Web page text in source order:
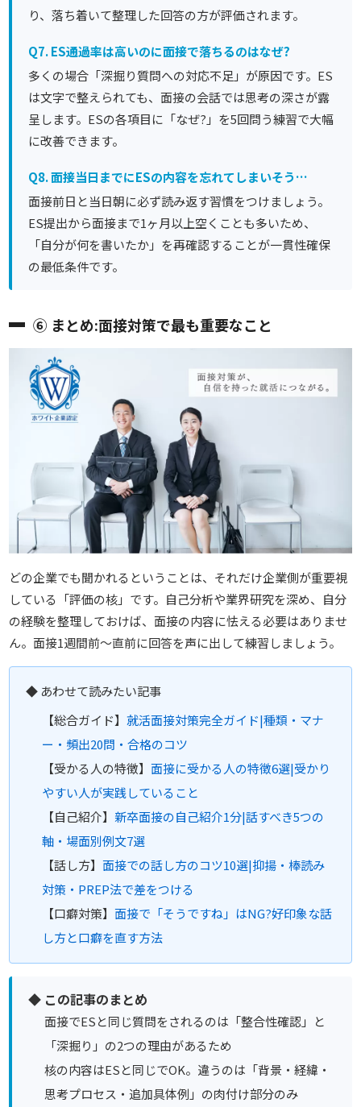
り、落ち着いて整理した回答の方が評価されます。
Q7. ES通過率は高いのに面接で落ちるのはなぜ?
多くの場合 「深掘り質問への対応不足」が原因です。ES
は文字で整えられても、面接の会話では思考の深さが露
呈します。ESの各項目に「なぜ?」を5回問う練習で大幅
に改善できます。
Q8. 面接当日までにESの内容を忘れてしまいそう…
面接前日と当日朝に必ず読み返す習慣をつけましょう。
ES提出から面接まで1ヶ月以上空くことも多いため、
「自分が何を書いたか」を再確認することが一貫性確保
の最低条件です。
⑥ まとめ:面接対策で最も重要なこと
どの企業でも聞かれるということは、それだけ企業側が重要視
している「評価の核」です。自己分析や業界研究を深め、自分
の経験を整理しておけば、面接の内容に怯える必要はありませ
ん。面接1週間前〜直前に回答を声に出して練習しましょう。
◆ あわせて読みたい記事
【総合ガイド】就活面接対策完全ガイド|種類・マナ
ー・頻出20問・合格のコツ
【受かる人の特徴】面接に受かる人の特徴6選|受かり
やすい人が実践していること
【自己紹介】 新卒面接の自己紹介1分|話すべき5つの
軸・場面別例文7選
【話し方】面接での話し方のコツ10選|抑揚・棒読み
対策・PREP法で差をつける
【口癖対策】面接で「そうですね」はNG?好印象な話
し方と口癖を直す方法
◆ この記事のまとめ
面接でESと同じ質問をされるのは「整合性確認」と
「深掘り」の2つの理由があるため
核の内容はESと同じでOK。違うのは「背景・経緯・
思考プロセス・追加具体例」の肉付け部分のみ